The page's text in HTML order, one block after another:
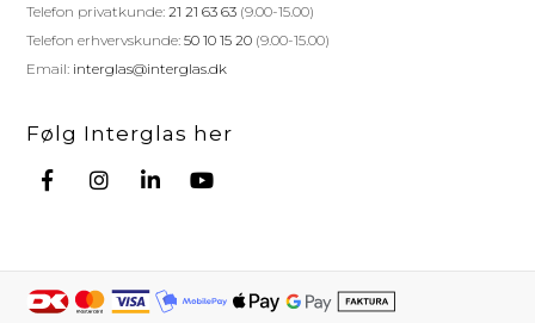
Telefon privatkunde:21 21 63 63 (9.00-15.00)
Telefon erhvervskunde:50 10 15 20 (9.00-15.00)
Email: interglas@interglas.dk
Følg Interglas her